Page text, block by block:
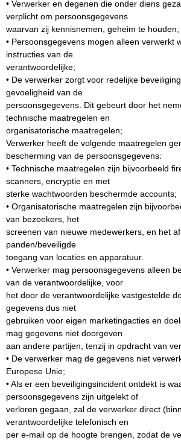
• Verwerker en degenen die onder diens
verplicht om persoonsgegevens
waarvan zij kennisnemen, geheim te houden;
• Persoonsgegevens mogen alleen verwerkt
instructies van de
verantwoordelijke;
• De verwerker zorgt voor redelijke
gevoeligheid van de
persoonsgegevens. Dit gebeurt door het
technische maatregelen en
organisatorische maatregelen;
Verwerker heeft de volgende maatregelen
bescherming van de persoonsgegevens:
• Technische maatregelen zijn bijvoorbeeld
scanners, encryptie en met
sterke wachtwoorden beschermde accounts;
• Organisatorische maatregelen zijn
van bezoekers, het
screenen van nieuwe medewerkers, en het
panden/beveiligde
toegang van locaties en apparatuur.
• Verwerker mag persoonsgegevens alleen
van de verantwoordelijke, voor
het door de verantwoordelijke vastgestelde
gegevens dus niet
gebruiken voor eigen marketingacties en
mag gegevens niet doorgeven
aan andere partijen, tenzij in opdracht van
• De verwerker mag de gegevens niet
Europese Unie;
• Als er een beveiligingsincident ontdekt is
persoonsgegevens zijn uitgelekt of
verloren gegaan, zal de verwerker direct
verantwoordelijke telefonisch en
per e-mail op de hoogte brengen, zodat de